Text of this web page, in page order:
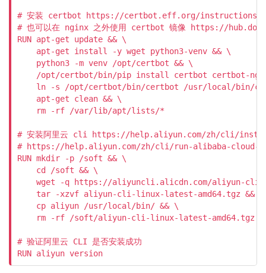
# 安装 certbot https://certbot.eff.org/
# 也可以在 nginx 之外使用 certbot 镜像 https://
RUN apt-get update && \
    apt-get install -y wget python3-venv && \
    python3 -m venv /opt/certbot && \
/opt/certbot/bin/pip install certbot certbot-
ln -s /opt/certbot/bin/certbot /usr/local/bin/
    apt-get clean && \
    rm -rf /var/lib/apt/lists/*
# 安装阿里云 cli https://help.aliyun.com/zh/cli/install-
# https://help.aliyun.com/zh/cli/run-alibaba-cloud-
RUN mkdir -p /soft && \
    cd /soft && \
wget -q https://aliyuncli.alicdn.com/aliyun-
    tar -xzvf aliyun-cli-linux-latest-amd64.tgz && \
    cp aliyun /usr/local/bin/ && \
    rm -rf /soft/aliyun-cli-linux-latest-amd64.tgz
# 验证阿里云 CLI 是否安装成功
RUN aliyun version